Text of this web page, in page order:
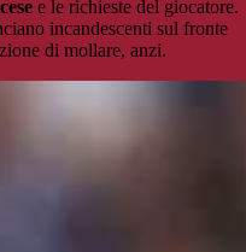
e le richieste del giocatore.
incandescenti sul fronte
di mollare, anzi.